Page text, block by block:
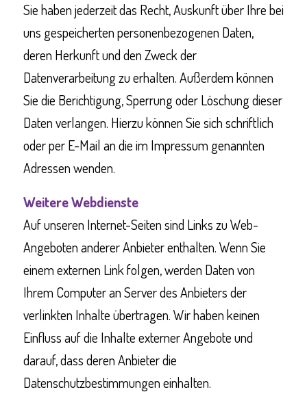
Sie haben jederzeit das Recht, Auskunft über Ihre bei
uns gespeicherten personenbezogenen Daten,
deren Herkunft und den Zweck der
Datenverarbeitung zu erhalten. Außerdem können
Sie die Berichtigung, Sperrung oder Löschung dieser
Daten verlangen. Hierzu können Sie sich schriftlich
oder per E-Mail an die im Impressum genannten
Adressen wenden.
Weitere Webdienste
Auf unseren Internet-Seiten sind Links zu Web-
Angeboten anderer Anbieter enthalten. Wenn Sie
einem externen Link folgen, werden Daten von
Ihrem Computer an Server des Anbieters der
verlinkten Inhalte übertragen. Wir haben keinen
Einfluss auf die Inhalte externer Angebote und
darauf, dass deren Anbieter die
Datenschutzbestimmungen einhalten.